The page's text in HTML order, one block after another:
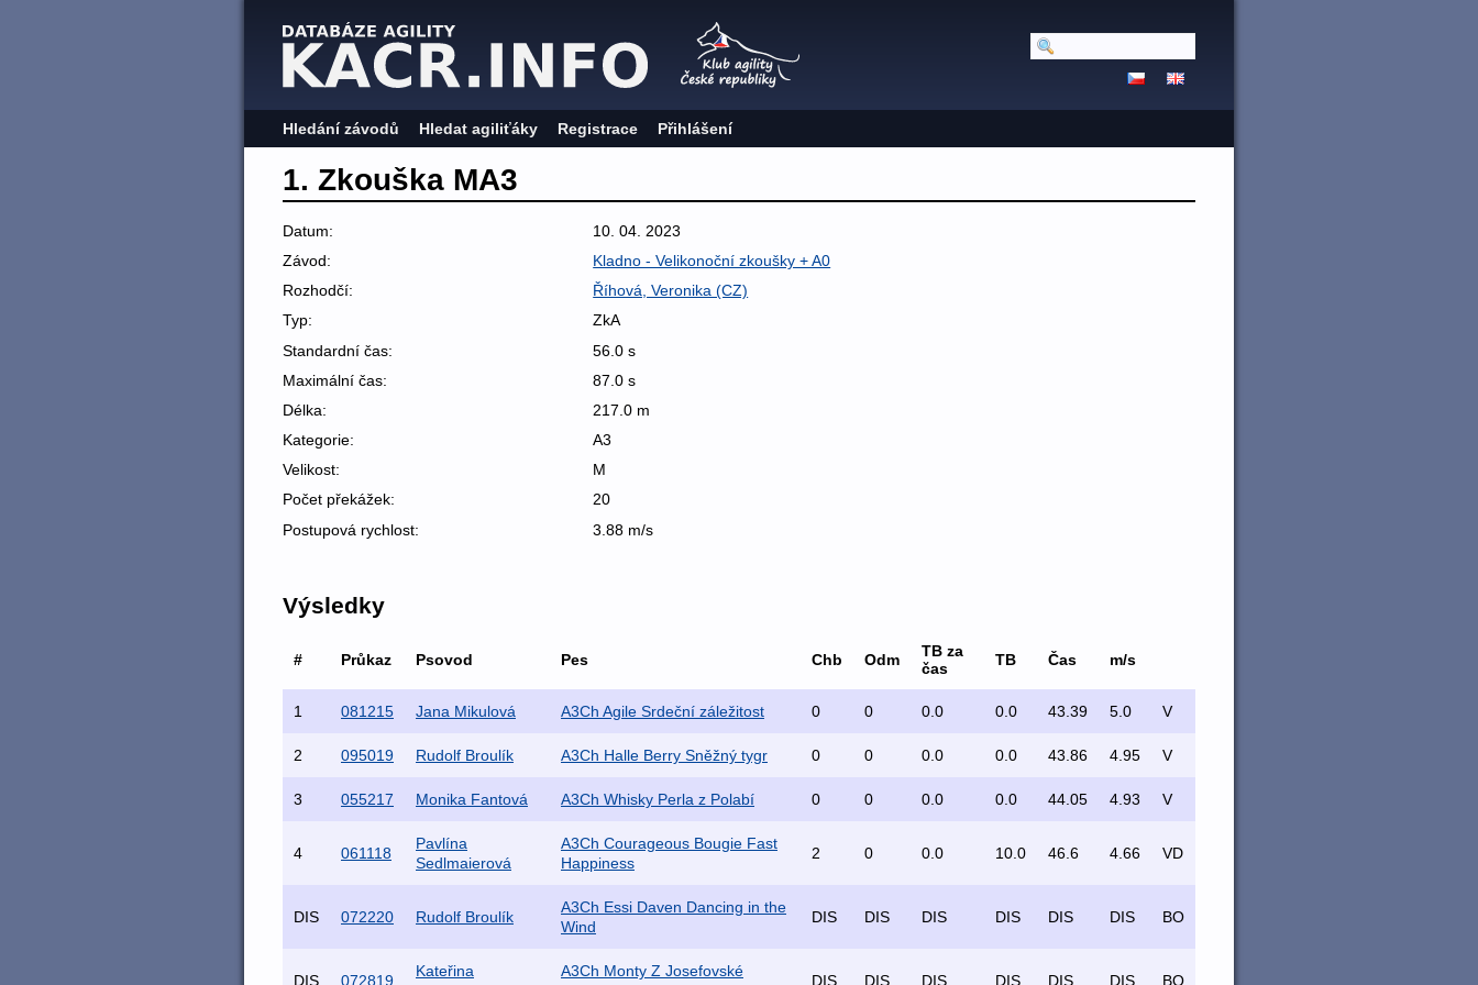
Hledání závodů Hledat agiliťáky Registrace Přihlášení
1. Zkouška MA3
Datum:
10. 04. 2023
Závod:
Kladno - Velikonoční zkoušky + A0
Rozhodčí:
Říhová, Veronika (CZ)
Typ:
ZkA
Standardní čas:
56.0 s
Maximální čas:
87.0 s
Délka:
217.0 m
Kategorie:
A3
Velikost:
M
Počet překážek:
20
Postupová rychlost:
3.88 m/s
Výsledky
# Průkaz Psovod Pes Chb Odm
TB za
čas
TB Čas m/s
1 081215 Jana Mikulová A3Ch Agile Srdeční záležitost 0 0 0.0 0.0 43.39 5.0 V
2 095019 Rudolf Broulík A3Ch Halle Berry Sněžný tygr 0 0 0.0 0.0 43.86 4.95 V
3 055217 Monika Fantová A3Ch Whisky Perla z Polabí 0 0 0.0 0.0 44.05 4.93 V
4 061118
Pavlína
Sedlmaierová
A3Ch Courageous Bougie Fast
Happiness
2 0 0.0 10.0 46.6 4.66 VD
DIS 072220 Rudolf Broulík
A3Ch Essi Daven Dancing in the
Wind
DIS DIS DIS DIS DIS DIS BO
DIS 072819
Kateřina
A3Ch Monty Z Josefovské
DIS DIS DIS DIS DIS DIS BO